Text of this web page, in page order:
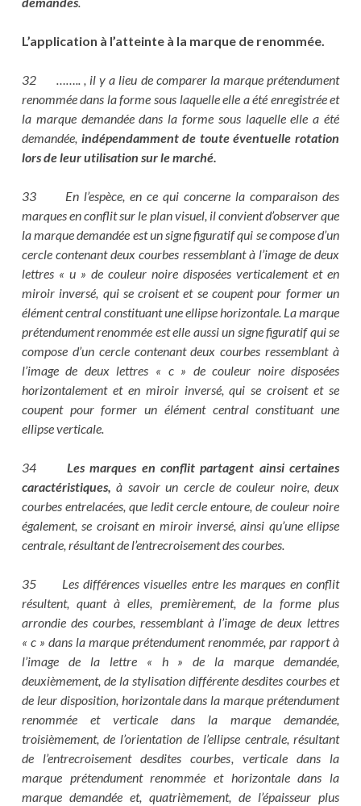
L’application à l’atteinte à la marque de renommée.
32 …….. , il y a lieu de comparer la marque prétendument
renommée dans la forme sous laquelle elle a été enregistrée et
la marque demandée dans la forme sous laquelle elle a été
demandée, indépendamment de toute éventuelle rotation
lors de leur utilisation sur le marché.
33 En l’espèce, en ce qui concerne la comparaison des
marques en conflit sur le plan visuel, il convient d’observer que
la marque demandée est un signe figuratif qui se compose d’un
cercle contenant deux courbes ressemblant à l’image de deux
lettres « u » de couleur noire disposées verticalement et en
miroir inversé, qui se croisent et se coupent pour former un
élément central constituant une ellipse horizontale. La marque
prétendument renommée est elle aussi un signe figuratif qui se
compose d’un cercle contenant deux courbes ressemblant à
l’image de deux lettres « c » de couleur noire disposées
horizontalement et en miroir inversé, qui se croisent et se
coupent pour former un élément central constituant une
ellipse verticale.
34 Les marques en conflit partagent ainsi certaines
caractéristiques, à savoir un cercle de couleur noire, deux
courbes entrelacées, que ledit cercle entoure, de couleur noire
également, se croisant en miroir inversé, ainsi qu’une ellipse
centrale, résultant de l’entrecroisement des courbes.
35 Les différences visuelles entre les marques en conflit
résultent, quant à elles, premièrement, de la forme plus
arrondie des courbes, ressemblant à l’image de deux lettres
« c » dans la marque prétendument renommée, par rapport à
l’image de la lettre « h » de la marque demandée,
deuxièmement, de la stylisation différente desdites courbes et
de leur disposition, horizontale dans la marque prétendument
renommée et verticale dans la marque demandée,
troisièmement, de l’orientation de l’ellipse centrale, résultant
de l’entrecroisement desdites courbes, verticale dans la
marque prétendument renommée et horizontale dans la
marque demandée et, quatrièmement, de l’épaisseur plus